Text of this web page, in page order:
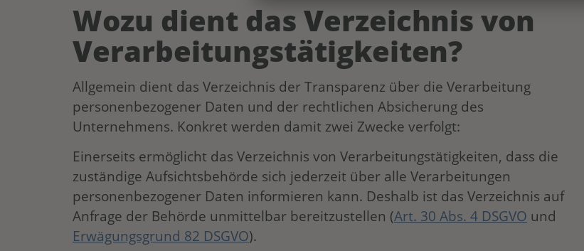
Wozu dient das Verzeichnis von
Verarbeitungstätigkeiten?
Allgemein dient das Verzeichnis der Transparenz über die Verarbeitung
personenbezogener Daten und der rechtlichen Absicherung des
Unternehmens. Konkret werden damit zwei Zwecke verfolgt:
Einerseits ermöglicht das Verzeichnis von Verarbeitungstätigkeiten, dass die
zuständige Aufsichtsbehörde sich jederzeit über alle Verarbeitungen
personenbezogener Daten informieren kann. Deshalb ist das Verzeichnis auf
Anfrage der Behörde unmittelbar bereitzustellen (Art. 30 Abs. 4 DSGVO und
Erwägungsgrund 82 DSGVO).